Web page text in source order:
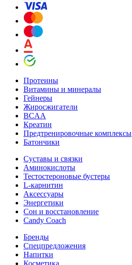
Протеины
Витамины и минералы
Гейнеры
Жиросжигатели
BCAA
Креатин
Предтренировочные комплексы
Батончики
Суставы и связки
Аминокислоты
Тестостероновые бустеры
L-карнитин
Аксессуары
Энергетики
Сон и восстановление
Candy Coach
Бренды
Спецпредложения
Напитки
Косметика